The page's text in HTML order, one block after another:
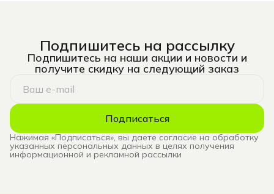
Подпишитесь на рассылку
Подпишитесь на наши акции и новости и
получите скидку на следующий заказ
Подписаться
Нажимая «Подписаться», вы даете согласие на обработку
указанных персональных данных в целях получения
информационной и рекламной рассылки